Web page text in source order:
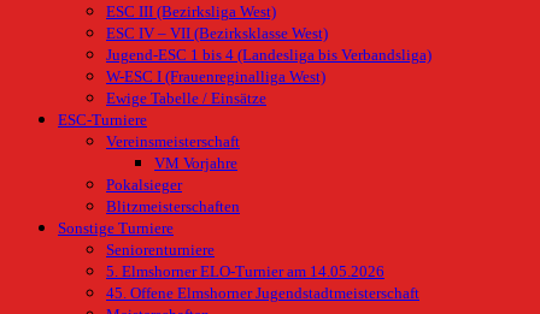
ESC III (Bezirksliga West)
ESC IV – VII (Bezirksklasse West)
Jugend-ESC 1 bis 4 (Landesliga bis Verbandsliga)
W-ESC I (Frauenreginalliga West)
Ewige Tabelle / Einsätze
ESC-Turniere
Vereinsmeisterschaft
VM Vorjahre
Pokalsieger
Blitzmeisterschaften
Sonstige Turniere
Seniorenturniere
5. Elmshorner ELO-Turnier am 14.05.2026
45. Offene Elmshorner Jugendstadtmeisterschaft